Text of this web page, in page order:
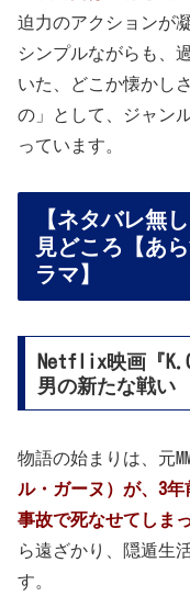
迫力のアクションが
シンプルながらも、
いた、どこか懐かし
の」として、ジャン
っています。
【ネタバレ無
見どころ【あ
ラマ】
Netflix映画『
男の新たな戦い
物語の始まりは、元
ル・ガーヌ）が、3
事故で死なせてしま
ら遠ざかり、隠遁生
す。